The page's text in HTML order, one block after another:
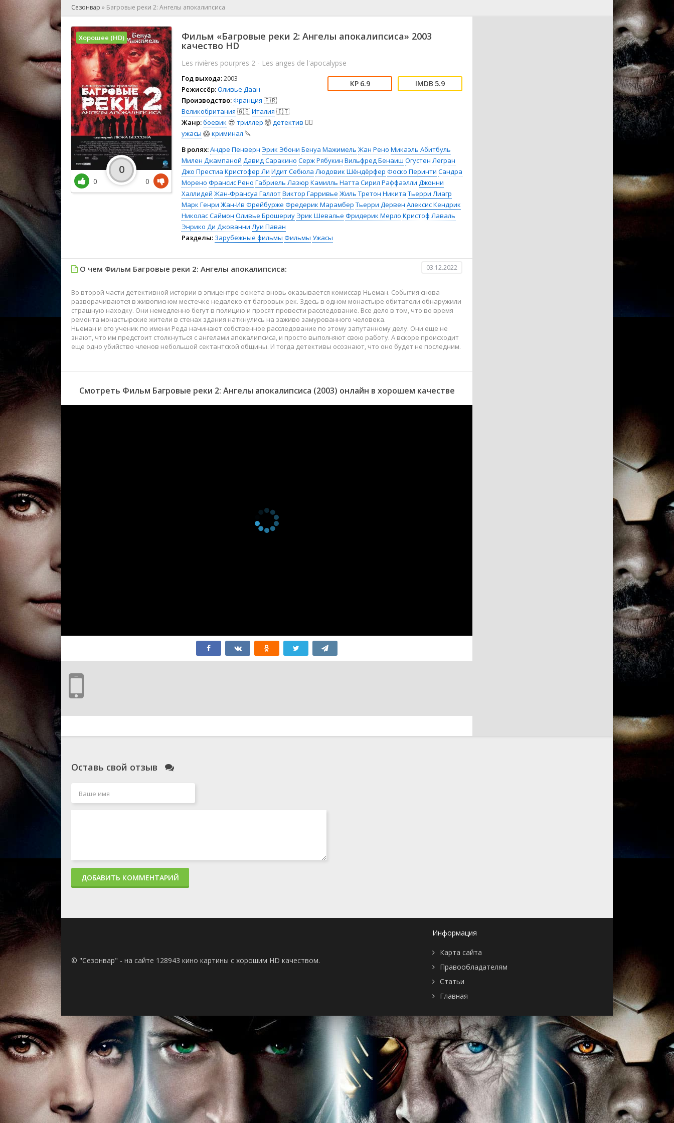
🕺 Мюзикл
👨‍💼 Новости
🎒 Приключения
🎤 Ток-шоу
🤯 Триллер
🧙‍♀️ Фантастика
🤠 Фильм-нуар
🧝‍♂️ Фэнтези
🏅 Церемония
Сезонвар » Багровые реки 2: Ангелы апокалипсиса
Фильм «Багровые реки 2: Ангелы апокалипсиса» 2003
качество HD
Les rivières pourpres 2 - Les anges de l'apocalypse
Год выхода:2003
Режиссёр:Оливье Даан
Производство:Франция 🇫🇷
Великобритания 🇬🇧Италия 🇮🇹
Жанр:боевик 😎 триллер 🤯детектив 🕵️‍♂️
ужасы 😱криминал 🔪
6.9 5.9
В ролях:Андре Пенверн Эрик Эбони Бенуа Мажимель Жан Рено Микаэль Абитбуль
Милен Джампаной Давид Саракино Серж Рябукин Вильфред Бенаиш Огустен Легран
Джо Престиа Кристофер Ли Идит Себюла Людовик Шёндёрфер Фоско Перинти Сандра
Морено Франсис Рено Габриель Лазюр Камилль Натта Сирил Раффаэлли Джонни
Халлидей Жан-Франсуа ГаллотВиктор Гарривье Жиль Третон Никита Тьерри Лиагр
Марк Генри Жан-Ив Фрейбурже Фредерик Марамбер Тьерри Дервен Алексис Кендрик
Николас Саймон Оливье БрошериуЭрик Шевалье Фридерик Мерло Кристоф Лаваль
Энрико Ди Джованни Луи Паван
Разделы: Зарубежные фильмы Фильмы Ужасы
Хорошее (HD)
0
0
0
О чем Фильм Багровые реки 2: Ангелы апокалипсиса: 03.12.2022
Во второй части детективной истории в эпицентре сюжета вновь оказывается комиссар Ньеман. События снова
разворачиваются в живописном местечке недалеко от багровых рек. Здесь в одном монастыре обитатели обнаружили
страшную находку. Они немедленно бегут в полицию и просят провести расследование. Все дело в том, что во время
ремонта монастырские жители в стенах здания наткнулись на заживо замурованного человека.
Ньеман и его ученик по имени Реда начинают собственное расследование по этому запутанному делу. Они еще не
знают, что им предстоит столкнуться с ангелами апокалипсиса, и просто выполняют свою работу. А вскоре происходит
еще одно убийство членов небольшой сектантской общины. И тогда детективы осознают, что оно будет не последним.
Смотреть Фильм Багровые реки 2: Ангелы апокалипсиса (2003) онлайн в хорошем качестве
Оставь свой отзыв
ДОБАВИТЬ КОММЕНТАРИЙ
© "Сезонвар" - на сайте 128943 кино картины с хорошим HD качеством.
Информация
Карта сайта
Правообладателям
Статьи
Главная